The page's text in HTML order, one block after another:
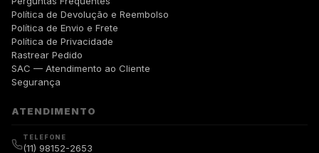
Política de Devolução e Reembolso
Política de Envio e Frete
Política de Privacidade
Rastrear Pedido
SAC — Atendimento ao Cliente
Segurança
ATENDIMENTO
TELEFONE
(11) 98152-2653